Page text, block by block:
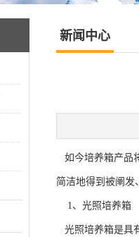
新闻中心
如今培养箱产品
简洁地得到被阐发
1、光照培养
光照培养箱是具